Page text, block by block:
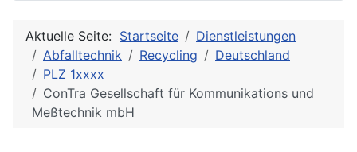
Aktuelle Seite: Startseite
Dienstleistungen
Abfalltechnik
Recycling
Deutschland
PLZ 1xxxx
ConTra Gesellschaft für Kommunikations und
Meßtechnik mbH